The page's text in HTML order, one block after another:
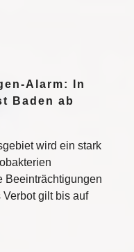
Alarm: In
Baden ab
wird ein stark
Beeinträchtigungen
gilt bis auf